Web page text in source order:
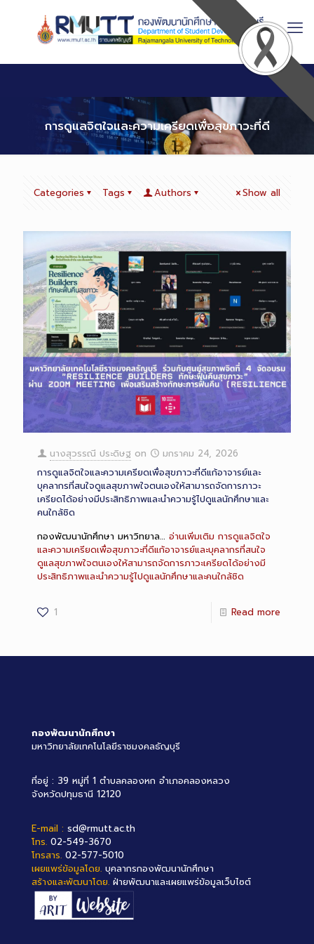
การดูแลจิตใจและความเครียดเพื่อสุขภาวะที่ดี
Categories Tags Authors Show all
นางสุวรรณี ประดิษฐ on
มกราคม 24, 2026
การดูแลจิตใจและความเครียดเพื่อสุขภาวะที่ดีแก้อาจารย์และ
บุคลากรที่สนใจดูแลสุขภาพใจตนเองให้สามารถจัดการภาวะ
เครียดได้อย่างมีประสิทธิภาพและนำความรู้ไปดูแลนักศึกษาและ
คนใกล้ชิด
กองพัฒนานักศึกษา มหาวิทยาล… อ่านเพิ่มเติม การดูแลจิตใจ
และความเครียดเพื่อสุขภาวะที่ดีแก้อาจารย์และบุคลากรที่สนใจ
ดูแลสุขภาพใจตนเองให้สามารถจัดการภาวะเครียดได้อย่างมี
ประสิทธิภาพและนำความรู้ไปดูแลนักศึกษาและคนใกล้ชิด
1 Read more
กองพัฒนานักศึกษา
มหาวิทยาลัยเทคโนโลยีราชมงคลธัญบุรี
ที่อยู่ : 39 หมู่ที่ 1 ตำบลคลองหก อำเภอคลองหลวง
จังหวัดปทุมธานี 12120
E-mail : sd@rmutt.ac.th
โทร. 02-549-3670
โทรสาร. 02-577-5010
เผยแพร่ข้อมูลโดย. บุคลากรกองพัฒนานักศึกษา
สร้างและพัฒนาโดย. ฝ่ายพัฒนาและเผยแพร่ข้อมูลเว็บไซต์